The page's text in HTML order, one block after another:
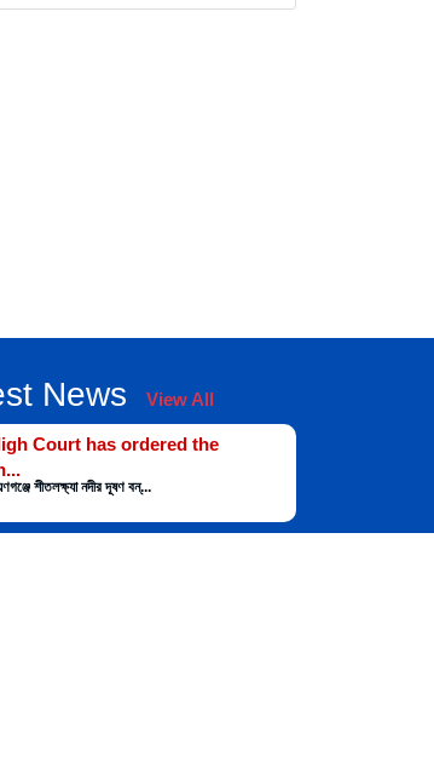
News View All
Court has ordered the
শীতলক্ষ্যা নদীর দূষণ বন্...